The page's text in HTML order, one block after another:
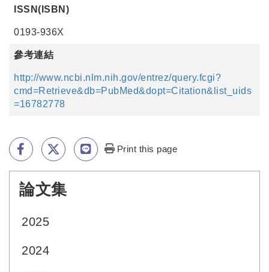
ISSN(ISBN)
0193-936X
參考連結
http://www.ncbi.nlm.nih.gov/entrez/query.fcgi?
cmd=Retrieve&db=PubMed&dopt=Citation&list_uids
=16782778
Print this page
論文集
2025
2024